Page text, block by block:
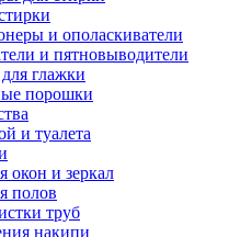
и ополаскиватели
и пятновыводители
глажки
порошки
и туалета
окон и зеркал
полов
труб
накипи